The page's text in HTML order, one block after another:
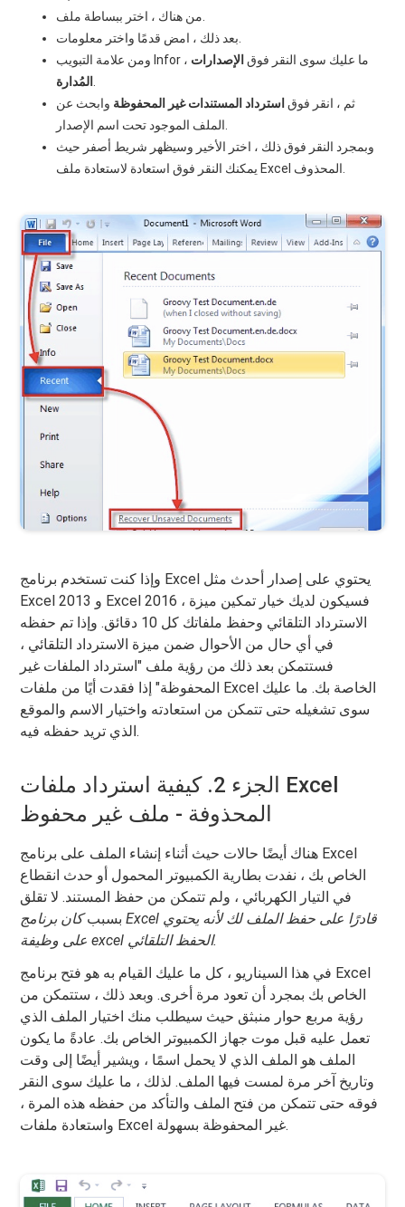
من هناك ، اختر ببساطة ملف.
بعد ذلك ، امض قدمًا واختر معلومات.
ومن علامة التبويب Infor ، ما عليك سوى النقر فوق الإصدارات
المُدارة .
ثم ، انقر فوق استرداد المستندات غير المحفوظة وابحث عن
الملف الموجود تحت اسم الإصدار.
وبمجرد النقر فوق ذلك ، اختر الأخير وسيظهر شريط أصفر حيث
يمكنك النقر فوق استعادة لاستعادة ملف Excel المحذوف.
وإذا كنت تستخدم برنامج Excel يحتوي على إصدار أحدث مثل
Excel 2013 و Excel 2016 ، فسيكون لديك خيار تمكين ميزة
الاسترداد التلقائي وحفظ ملفاتك كل 10 دقائق. وإذا تم حفظه
في أي حال من الأحوال ضمن ميزة الاسترداد التلقائي ،
فستتمكن بعد ذلك من رؤية ملف "استرداد الملفات غير
المحفوظة" إذا فقدت أيًا من ملفات Excel الخاصة بك. ما عليك
سوى تشغيله حتى تتمكن من استعادته واختيار الاسم والموقع
الذي تريد حفظه فيه.
الجزء 2. كيفية استرداد ملفات Excel
المحذوفة - ملف غير محفوظ
هناك أيضًا حالات حيث أثناء إنشاء الملف على برنامج Excel
الخاص بك ، نفدت بطارية الكمبيوتر المحمول أو حدث انقطاع
في التيار الكهربائي ، ولم تتمكن من حفظ المستند. لا تقلق
بسببكان برنامج Excel قادرًا على حفظ الملف لك لأنه يحتوي
على وظيفة excel الحفظ التلقائي.
في هذا السيناريو ، كل ما عليك القيام به هو فتح برنامج Excel
الخاص بك بمجرد أن تعود مرة أخرى. وبعد ذلك ، ستتمكن من
رؤية مربع حوار منبثق حيث سيطلب منك اختيار الملف الذي
تعمل عليه قبل موت جهاز الكمبيوتر الخاص بك. عادةً ما يكون
الملف هو الملف الذي لا يحمل اسمًا ، ويشير أيضًا إلى وقت
وتاريخ آخر مرة لمست فيها الملف. لذلك ، ما عليك سوى النقر
فوقه حتى تتمكن من فتح الملف والتأكد من حفظه هذه المرة ،
واستعادة ملفات Excel غير المحفوظة بسهولة.